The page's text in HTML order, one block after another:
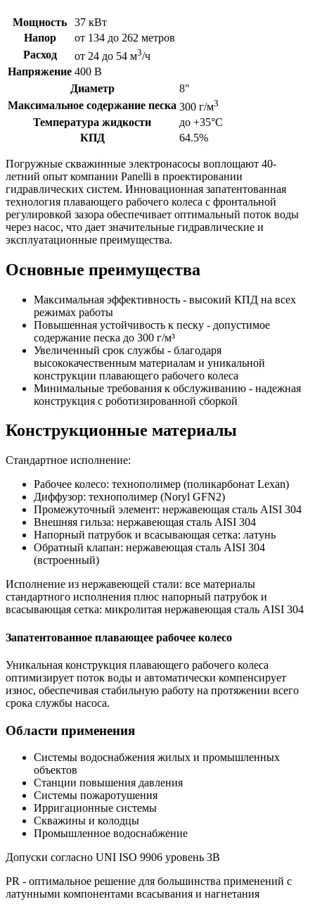
Мощность
37 кВт
Напор
от 134 до 262 метров
Расход
от 24 до 54 м3/ч
Напряжение 400 В
Диаметр
8"
Максимальное содержание песка 300 г/м3
Температура жидкости
до +35°C
КПД
64.5%
Погружные скважинные электронасосы воплощают 40-
летний опыт компании Panelli в проектировании
гидравлических систем. Инновационная запатентованная
технология плавающего рабочего колеса с фронтальной
регулировкой зазора обеспечивает оптимальный поток воды
через насос, что дает значительные гидравлические и
эксплуатационные преимущества.
Основные преимущества
Максимальная эффективность - высокий КПД на всех
режимах работы
Повышенная устойчивость к песку - допустимое
содержание песка до 300 г/м³
Увеличенный срок службы - благодаря
высококачественным материалам и уникальной
конструкции плавающего рабочего колеса
Минимальные требования к обслуживанию - надежная
конструкция с роботизированной сборкой
Конструкционные материалы
Стандартное исполнение:
Рабочее колесо: технополимер (поликарбонат Lexan)
Диффузор: технополимер (Noryl GFN2)
Промежуточный элемент: нержавеющая сталь AISI 304
Внешняя гильза: нержавеющая сталь AISI 304
Напорный патрубок и всасывающая сетка: латунь
Обратный клапан: нержавеющая сталь AISI 304
(встроенный)
Исполнение из нержавеющей стали: все материалы
стандартного исполнения плюс напорный патрубок и
всасывающая сетка: микролитая нержавеющая сталь AISI 304
Запатентованное плавающее рабочее колесо
Уникальная конструкция плавающего рабочего колеса
оптимизирует поток воды и автоматически компенсирует
износ, обеспечивая стабильную работу на протяжении всего
срока службы насоса.
Области применения
Системы водоснабжения жилых и промышленных
объектов
Станции повышения давления
Системы пожаротушения
Ирригационные системы
Скважины и колодцы
Промышленное водоснабжение
Допуски согласно UNI ISO 9906 уровень 3B
PR - оптимальное решение для большинства применений с
латунными компонентами всасывания и нагнетания